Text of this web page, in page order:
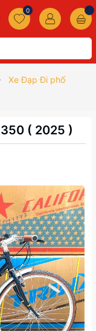
0
Xe Đạp Đi phố
( 2025 )